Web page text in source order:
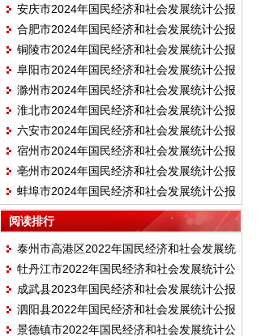
安庆市2024年国民经济和社会发展统计公报
合肥市2024年国民经济和社会发展统计公报
铜陵市2024年国民经济和社会发展统计公报
阜阳市2024年国民经济和社会发展统计公报
滁州市2024年国民经济和社会发展统计公报
淮北市2024年国民经济和社会发展统计公报
六安市2024年国民经济和社会发展统计公报
宿州市2024年国民经济和社会发展统计公报
亳州市2024年国民经济和社会发展统计公报
蚌埠市2024年国民经济和社会发展统计公报
阅读排行
泰州市高港区2022年国民经济和社会发展统
计公报
牡丹江市2022年国民经济和社会发展统计公
报
成武县2023年国民经济和社会发展统计公报
泗阳县2022年国民经济和社会发展统计公报
景德镇市2022年国民经济和社会发展统计公